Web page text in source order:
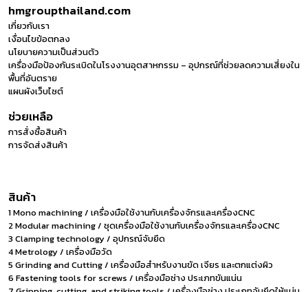
hmgroupthailand.com
เกี่ยวกับเรา
เงื่อนไขข้อตกลง
นโยบายความเป็นส่วนตัว
เครื่องมือป้องกันระเบิดในโรงงานอุตสาหกรรม – อุปกรณ์ที่ช่วยลดความเสี่ยงใน
พื้นที่อันตราย
แผนผังเว็บไซต์
ช่วยเหลือ
การสั่งซื้อสินค้า
การจัดส่งสินค้า
สินค้า
1 Mono machining / เครื่องมือใช้งานกับเครื่องจักรและเครื่องCNC
2 Modular machining / ชุดเครื่องมือใช้งานกับเครื่องจักรและเครื่องCNC
3 Clamping technology / อุปกรณ์จับยึด
4 Metrology / เครื่องมือวัด
5 Grinding and Cutting / เครื่องมือสำหรับงานขัด เจียร และตกแต่งผิว
6 Fastening tools for screws / เครื่องมือช่าง ประเภทขันแน่น